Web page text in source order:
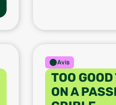
Avis
TOO
ON A